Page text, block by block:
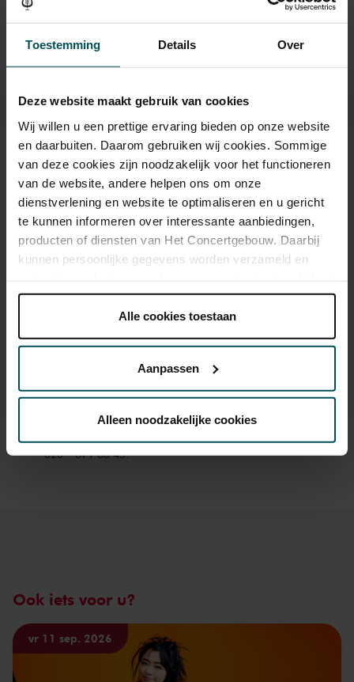
Toestemming Details Over
Deze website maakt gebruik van cookies
Wij willen u een prettige ervaring bieden op onze website
en daarbuiten. Daarom gebruiken wij cookies. Sommige
van deze cookies zijn noodzakelijk voor het functioneren
van de website, andere helpen ons om onze
dienstverlening en website te optimaliseren en u gericht
te kunnen informeren over interessante aanbiedingen,
producten of diensten van Het Concertgebouw. Daarbij
kunnen persoonlijke gegevens worden verzameld en
onder 'aanpassen' zelf welke cookies wij mogen
Lees onze cookieverklaring hier. Lees onze
Via decookieverklaringop onze website kunt u uw
Alle cookies toestaan
Aanpassen
Alleen noodzakelijke cookies
van Pergolesi krijgt een onaardse glans.
Dominicuskerk
De sfeer en de akoestiek van de Dominicuskerk dragen daar zeker
deze neogotische kerk aan de Spuistraat, ontworpen door Pierre
Cuypers (Centraal Station en Rijksmuseum) en gebouwd in dezelfde
periode als Het Concertgebouw. Een Griekse traditional, werken
van onbekende barokmeesters en van Arvo Pärt maken het
programma compleet.
‘Het meest volmaakte en ontroerende duet dat ooit uit de pen van
een componist is gevloeid.’ - Filosoof Jean-Jacques Rousseau over
het openingsdeel van Pergolesi’sStabat mater.
Kaarten
Standaard € 63,00
Drankjes zijn bij de prijs inbegrepen. Ben je jonger dan 30
jaar? Eventuele sprintkaarten zijn 4 uur van tevoren via de
u rolstoelplaatsen bestellen? Mail naar
020 – 671 83 45.
Ook iets voor u?
vr 11 sep. 2026